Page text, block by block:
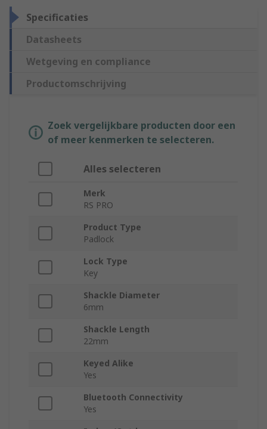
Specificaties
Datasheets
Wetgeving en compliance
Productomschrijving
Zoek vergelijkbare producten door een
of meer kenmerken te selecteren.
Alles selecteren
Merk
RS PRO
Product Type
Padlock
Lock Type
Key
Shackle Diameter
6mm
Shackle Length
22mm
Keyed Alike
Yes
Bluetooth Connectivity
Yes